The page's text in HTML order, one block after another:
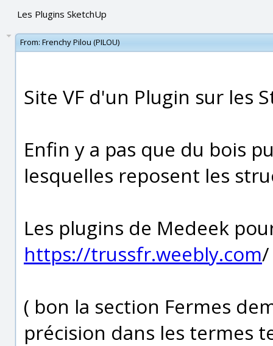
Les Plugins SketchUp
From: Frenchy Pilou (PILOU)
Site VF d'un Plugin sur les
Enfin y a pas que du bois
lesquelles reposent les
Les plugins de Medeek
https://trussfr.weebly.com/
( bon la section Fermes
précision dans les termes